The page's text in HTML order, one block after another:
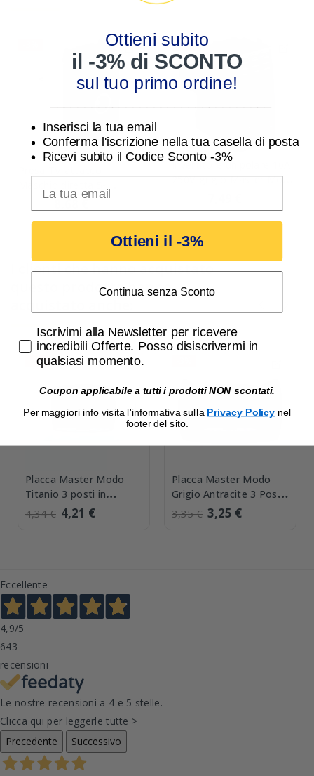
2400Mhz Sistema Modo
31270-D
-3%
Invertitore unipolare 16A
250V grigio Master Modo
I clienti che hanno acquistato
questo prodotto hanno
-3%
Placca Master Modo
Titanio 3 posti in
tecnopolimero 39TC253
4,34 € 4,21 €
Placca Master Modo
Grigio Antracite 3 Posti
Tecnopolimero
39TC383
3,35 € 3,25 €
Eccellente
4,9/5
643
recensioni
Le nostre recensioni a 4 e 5 stelle.
Clicca qui per leggerle tutte >
Precedente
Successivo
Ottieni subito
il -3% di SCONTO
sul tuo primo ordine!
Inserisci la tua email
Conferma l'iscrizione nella tua casella di posta
Ricevi subito il Codice Sconto -3%
inserisci indirizzo Email per ricevere uno
Ottieni il -3%
Continua senza Sconto
Accetta di ricevere email promozionali
Iscrivimi alla Newsletter per ricevere
incredibili Offerte. Posso disiscrivermi in
qualsiasi momento.
Coupon applicabile a tutti i prodotti NON scontati.
Per maggiori info visita l'informativa sulla Privacy Policy nel
footer del sito.